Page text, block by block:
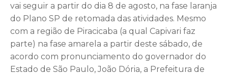
vai seguir a partir do dia 8 de agosto, na fase laranja
do Plano SP de retomada das atividades. Mesmo
com a região de Piracicaba (a qual Capivari faz
parte) na fase amarela a partir deste sábado, de
acordo com pronunciamento do governador do
Estado de São Paulo, João Dória, a Prefeitura de